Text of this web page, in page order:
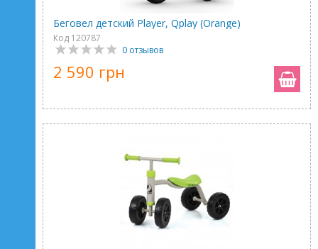
Беговел детский Player, Qplay (Orange)
Код 120787
0 отзывов
2 590 грн